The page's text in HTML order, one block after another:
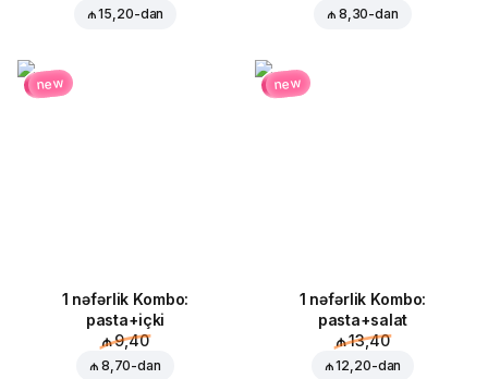
₼ 15,20-dan ₼ 8,30-dan
new
1 nəfərlik Kombo:
pasta+içki
₼ 9,40
₼ 8,70-dan
new
1 nəfərlik Kombo:
pasta+salat
₼ 13,40
₼ 12,20-dan